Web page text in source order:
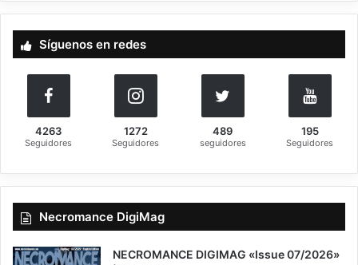
Síguenos en redes
4263
Seguidores
1272
Seguidores
489
seguidores
195
Seguidores
Necromance DigiMag
NECROMANCE DIGIMAG «Issue 07/2026»